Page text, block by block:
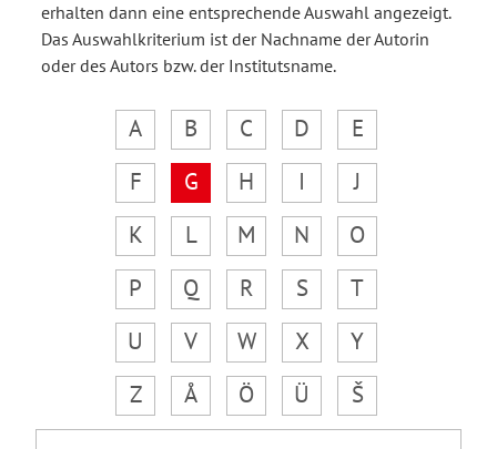
erhalten dann eine entsprechende Auswahl angezeigt.
Das Auswahlkriterium ist der Nachname der Autorin
oder des Autors bzw. der Institutsname.
A B C D
E
F
G H I
J
K
L M N
O
P
Q R S
T
U
V W X
Y
Z
Å Ö Ü Š